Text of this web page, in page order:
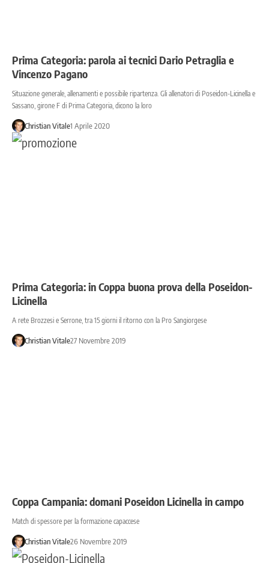
Prima Categoria: parola ai tecnici Dario Petraglia e
Vincenzo Pagano
Situazione generale, allenamenti e possibile ripartenza. Gli allenatori di Poseidon-Licinella e
Sassano, girone F di Prima Categoria, dicono la loro
Christian Vitale1 Aprile 2020
Prima Categoria: in Coppa buona prova della Poseidon-
Licinella
A rete Brozzesi e Serrone, tra 15 giorni il ritorno con la Pro Sangiorgese
Christian Vitale27 Novembre 2019
Coppa Campania: domani Poseidon Licinella in campo
Match di spessore per la formazione capaccese
Christian Vitale26 Novembre 2019